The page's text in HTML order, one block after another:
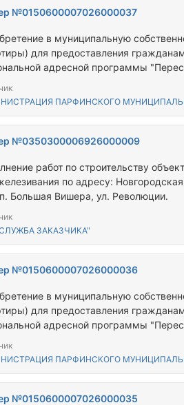
№0150600007026000037
в муниципальную
для предоставления
адресной программы
фонда"ПАРФИНСКОГО
№0350300006926000009
работ по строительству
по адресу:
Большая Вишера, ул. Революции.
ЗАКАЗЧИКА"
№0150600007026000036
в муниципальную
для предоставления
адресной программы
фонда"ПАРФИНСКОГО
№0150600007026000035